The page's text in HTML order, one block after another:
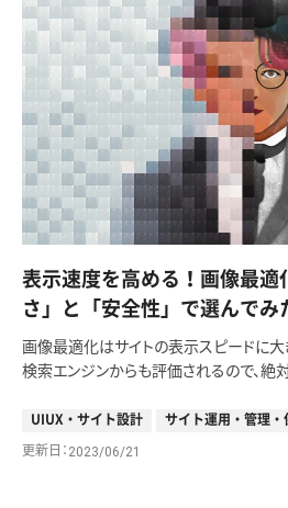
表示速度を高める！画像最適
さ」と「安全性」で選んでみ
画像最適化はサイトの表示スピードに大
検索エンジンからも評価されるので、絶
UIUX・サイト設計 サイト運用・管理・
更新日 2023/06/21